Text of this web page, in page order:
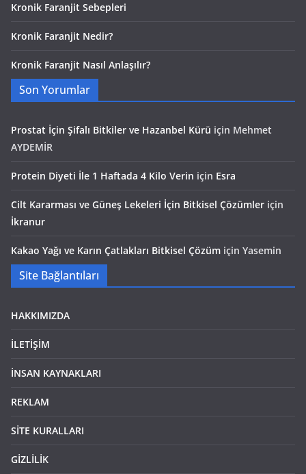
Kronik Faranjit Sebepleri
Kronik Faranjit Nedir?
Kronik Faranjit Nasıl Anlaşılır?
Son Yorumlar
Prostat İçin Şifalı Bitkiler ve Hazanbel Kürü için Mehmet
AYDEMİR
Protein Diyeti İle 1 Haftada 4 Kilo Verin için Esra
Cilt Kararması ve Güneş Lekeleri İçin Bitkisel Çözümler için
İkranur
Kakao Yağı ve Karın Çatlakları Bitkisel Çözüm için Yasemin
Site Bağlantıları
HAKKIMIZDA
İLETİŞİM
İNSAN KAYNAKLARI
REKLAM
SİTE KURALLARI
GİZLİLİK